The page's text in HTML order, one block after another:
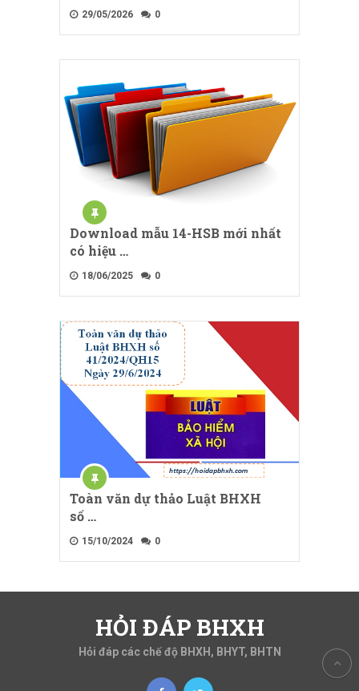
29/05/2026 0
Download mẫu 14-HSB mới nhất
có hiệu …
18/06/2025 0
Toàn văn dự thảo Luật BHXH
số …
15/10/2024 0
HỎI ĐÁP BHXH
Hỏi đáp các chế độ BHXH, BHYT, BHTN